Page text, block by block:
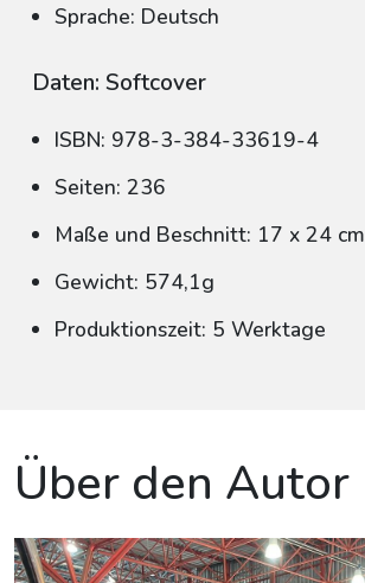
Sprache: Deutsch
Daten: Softcover
ISBN: 978-3-384-33619-4
Seiten: 236
Maße und Beschnitt: 17 x 24 cm
Gewicht: 574,1g
Produktionszeit: 5 Werktage
Über den Autor